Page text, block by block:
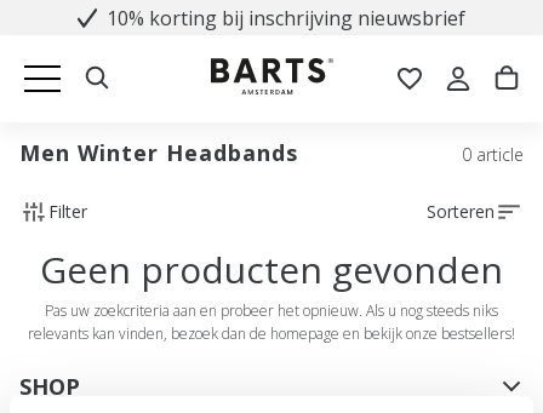
10% korting bij inschrijving nieuwsbrief
Men Winter Headbands 0 article
Filter Sorteren
Geen producten gevonden
Pas uw zoekcriteria aan en probeer het opnieuw. Als u nog steeds niks
relevants kan vinden, bezoek dan de homepage en bekijk onze bestsellers!
SHOP